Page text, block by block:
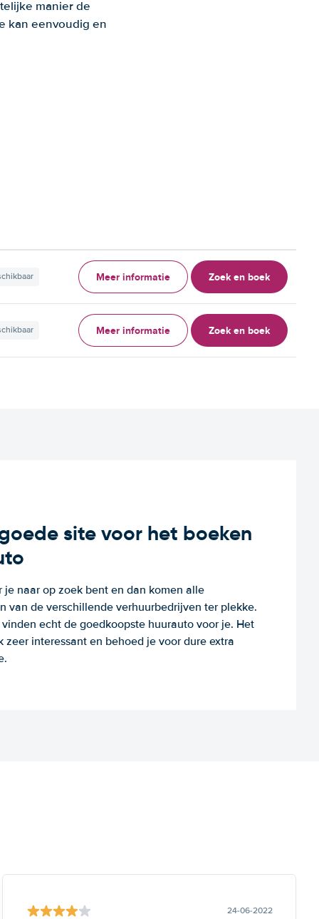
manier de
kan eenvoudig en
Meer informatie Zoek en boek
Meer informatie Zoek en boek
site voor het boeken
naar op zoek bent en dan komen alle
van de verschillende verhuurbedrijven ter plekke.
echt de goedkoopste huurauto voor je. Het
zeer interessant en behoed je voor dure extra
24-06-2022